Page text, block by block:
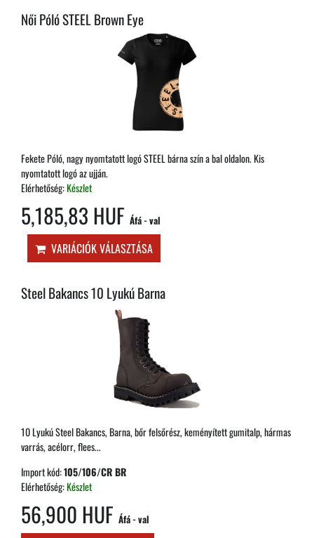
Női Póló STEEL Brown Eye
Fekete Póló, nagy nyomtatott logó STEEL bárna szín a bal oldalon. Kis
nyomtatott logó az ujján.
Elérhetőség:Készlet
5,185,83 HUF Áfá - val
VARIÁCIÓK VÁLASZTÁSA
Steel Bakancs 10 Lyukú Barna
10 Lyukú Steel Bakancs, Barna, bőr felsőrész, keményített gumitalp, hármas
varrás, acélorr, flees...
Import kód:105/106/CR BR
Elérhetőség:Készlet
56,900 HUF Áfá - val